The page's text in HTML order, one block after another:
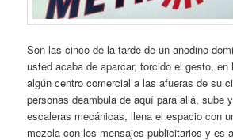
Son las cinco de la tarde de un anodino
usted acaba de aparcar, torcido el gesto, en
algún centro comercial a las afueras de su
personas deambula de aquí para allá, sube
escaleras mecánicas, llena el espacio con
mezcla con los mensajes publicitarios y es